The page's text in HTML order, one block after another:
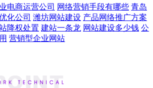
电商运营公司 网络营销手段有哪些 青岛
化公司 潍坊网站建设 产品网络推广方案
降权处置 建站一条龙 网站建设多少钱 公
营销型企业网站